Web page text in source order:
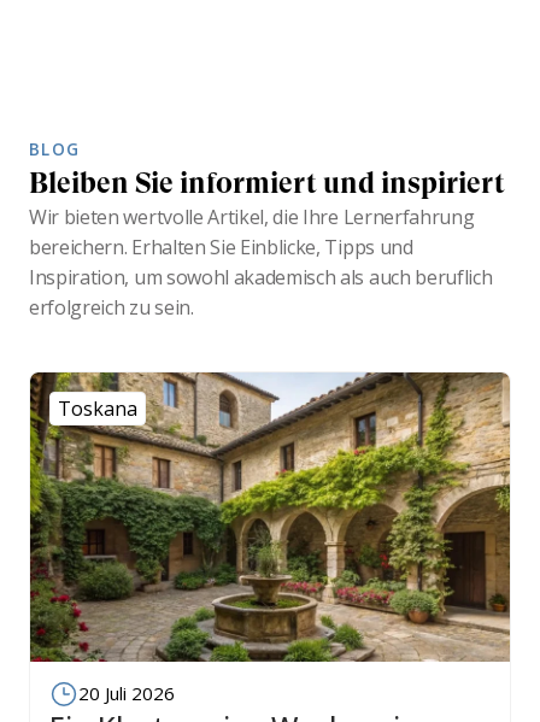
BLOG
Bleiben Sie informiert und inspiriert
Wir bieten wertvolle Artikel, die Ihre Lernerfahrung
bereichern. Erhalten Sie Einblicke, Tipps und
Inspiration, um sowohl akademisch als auch beruflich
erfolgreich zu sein.
Toskana
20 Juli 2026